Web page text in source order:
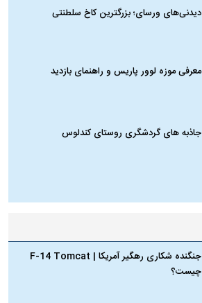
دیدنی‌های ورسای؛ بزرگترین کاخ سلطنتی
معرفی موزه لوور پاریس و راهنمای بازدید
جاذبه های گردشگری روستای کندلوس
جنگنده شکاری رهگیر آمریکا | F-14 Tomcat
چیست؟